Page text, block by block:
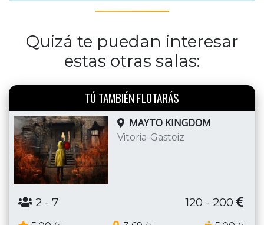
Quizá te puedan interesar
estas otras salas:
TÚ TAMBIÉN FLOTARÁS
MAYTO KINGDOM
Vitoria-Gasteiz
2 - 7 120 - 200